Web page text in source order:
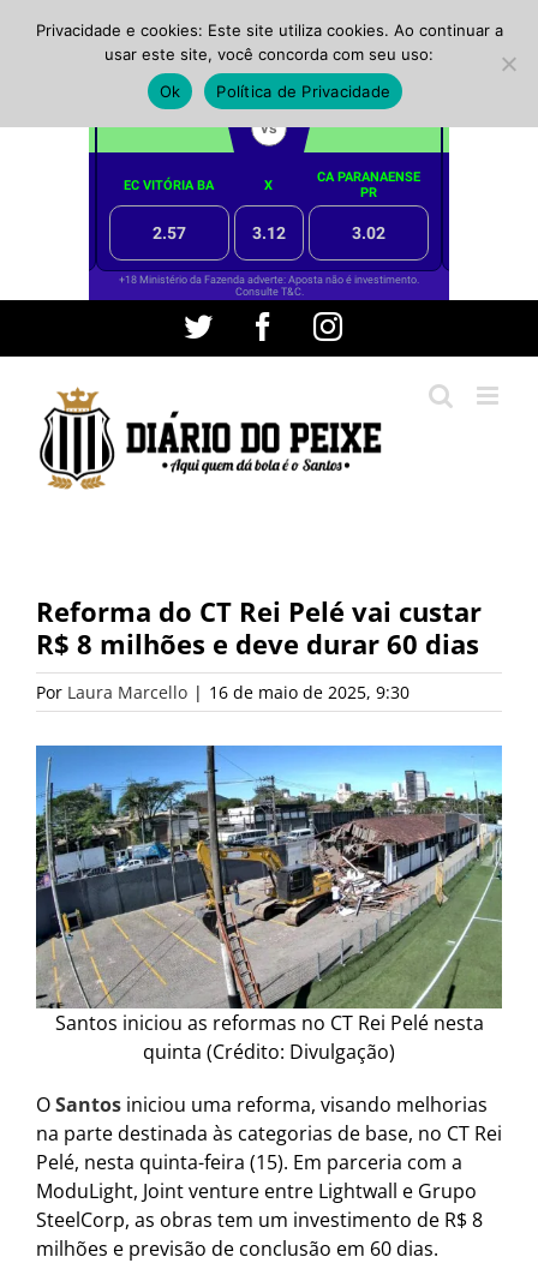
conteúdo
Twitter FacebookInstagram
Reforma do CT Rei Pelé vai custar
R$ 8 milhões e deve durar 60 dias
Por Laura Marcello | 16 de maio de 2025, 9:30
Santos iniciou as reformas no CT Rei Pelé nesta
quinta (Crédito: Divulgação)
OSantos iniciou uma reforma, visando melhorias
na parte destinada às categorias de base, no CT Rei
Pelé, nesta quinta-feira (15). Em parceria com a
ModuLight, Joint venture entre Lightwall e Grupo
SteelCorp, as obras tem um investimento de R$ 8
milhões e previsão de conclusão em 60 dias.
Privacidade e cookies: Este site utiliza cookies. Ao continuar a
usar este site, você concorda com seu uso:
Ok
Política de Privacidade